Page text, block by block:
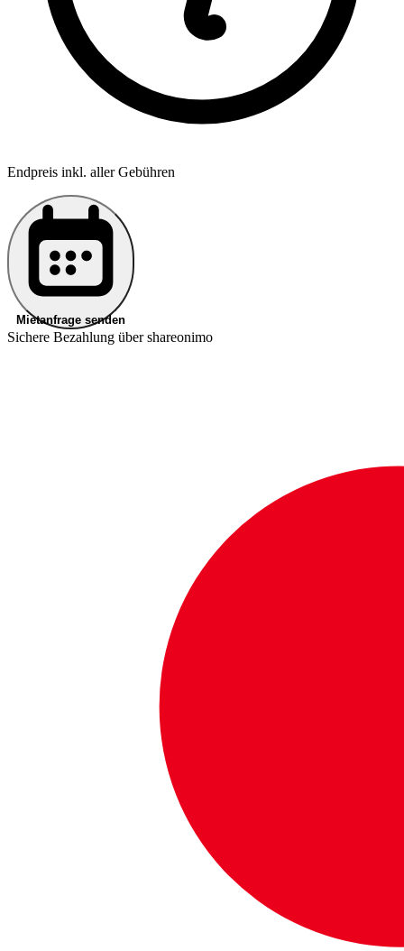
Endpreis inkl. aller Gebühren
Mietanfrage senden
Sichere Bezahlung über shareonimo